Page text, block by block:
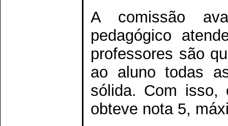
A comissão
pedagógico
professores são
ao aluno todas
sólida. Com isso,
obteve nota 5,